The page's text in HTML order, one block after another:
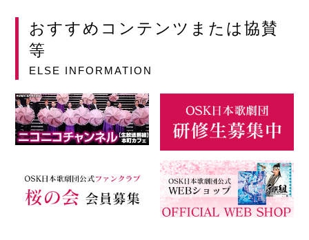
おすすめコンテンツまたは協賛
等
ELSE INFORMATION